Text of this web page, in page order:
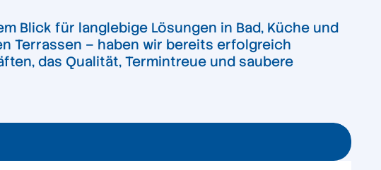
Blick für langlebige Lösungen in Bad, Küche und
Terrassen – haben wir bereits erfolgreich
das Qualität, Termintreue und saubere